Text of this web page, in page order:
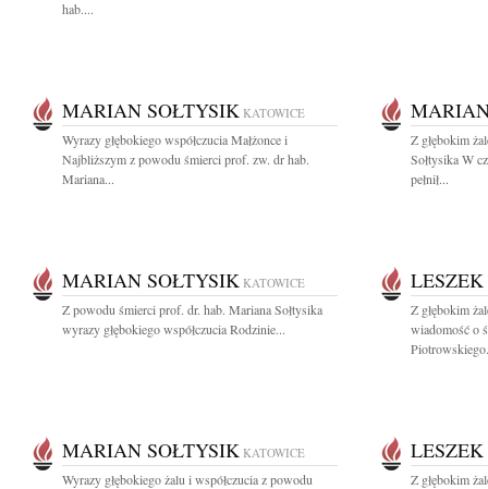
hab....
MARIAN SOŁTYSIK KATOWICE
Wyrazy głębokiego współczucia Małżonce i
Najbliższym z powodu śmierci prof. zw. dr hab.
Mariana...
Z głębokim
Sołtysika W
pełnił...
MARIAN SOŁTYSIK KATOWICE
Z powodu śmierci prof. dr. hab. Mariana Sołtysika
wyrazy głębokiego współczucia Rodzinie...
Z głębokim
wiadomość o
MARIAN SOŁTYSIK KATOWICE
Wyrazy głębokiego żalu i współczucia z powodu
Z głębokim